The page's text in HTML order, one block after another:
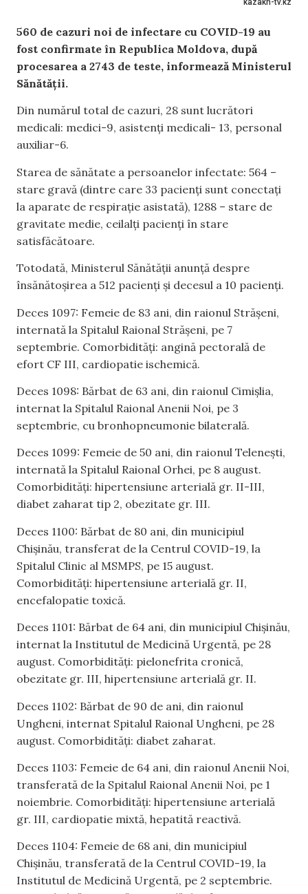
kazakh-tv.kz
560 de cazuri noi de infectare cu COVID-19 au
fost confirmate în Republica Moldova, după
procesarea a 2743 de teste, informează Ministerul
Sănătății.
Din numărul total de cazuri, 28 sunt lucrători
medicali: medici-9, asistenți medicali- 13, personal
auxiliar-6.
Starea de sănătate a persoanelor infectate: 564 –
stare gravă (dintre care 33 pacienți sunt conectați
la aparate de respirație asistată), 1288 – stare de
gravitate medie, ceilalţi pacienţi în stare
satisfăcătoare.
Totodată, Ministerul Sănătății anunță despre
însănătoșirea a 512 pacienți și decesul a 10 pacienți.
Deces 1097: Femeie de 83 ani, din raionul Strășeni,
internată la Spitalul Raional Strășeni, pe 7
septembrie. Comorbidități: angină pectorală de
efort CF III, cardiopatie ischemică.
Deces 1098: Bărbat de 63 ani, din raionul Cimișlia,
internat la Spitalul Raional Anenii Noi, pe 3
septembrie, cu bronhopneumonie bilaterală.
Deces 1099: Femeie de 50 ani, din raionul Telenești,
internată la Spitalul Raional Orhei, pe 8 august.
Comorbidități: hipertensiune arterială gr. II-III,
diabet zaharat tip 2, obezitate gr. III.
Deces 1100: Bărbat de 80 ani, din municipiul
Chișinău, transferat de la Centrul COVID-19, la
Spitalul Clinic al MSMPS, pe 15 august.
Comorbidități: hipertensiune arterială gr. II,
encefalopatie toxică.
Deces 1101: Bărbat de 64 ani, din municipiul Chișinău,
internat la Institutul de Medicină Urgentă, pe 28
august. Comorbidități: pielonefrita cronică,
obezitate gr. III, hipertensiune arterială gr. II.
Deces 1102: Bărbat de 90 de ani, din raionul
Ungheni, internat Spitalul Raional Ungheni, pe 28
august. Comorbidități: diabet zaharat.
Deces 1103: Femeie de 64 ani, din raionul Anenii Noi,
transferată de la Spitalul Raional Anenii Noi, pe 1
noiembrie. Comorbidități: hipertensiune arterială
gr. III, cardiopatie mixtă, hepatită reactivă.
Deces 1104: Femeie de 68 ani, din municipiul
Chișinău, transferată de la Centrul COVID-19, la
Institutul de Medicină Urgentă, pe 2 septembrie.